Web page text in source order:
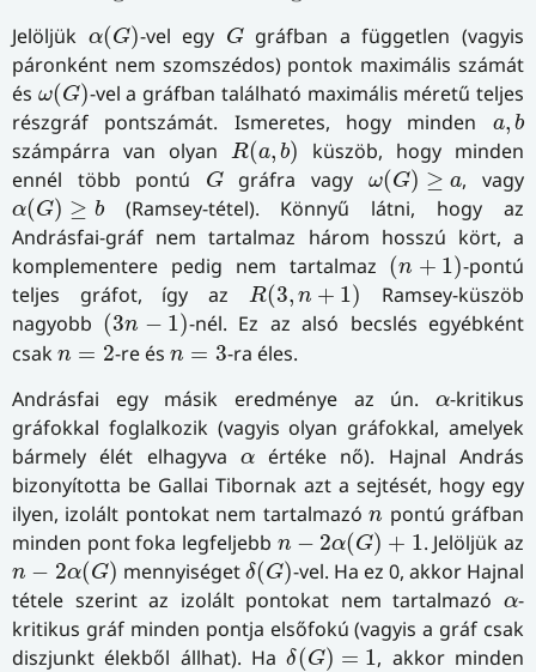
Jelöljük α(G)
α (G) -vel egy G
Ggráfban a független (vagyis
páronként nem szomszédos) pontok maximális számát
és ω(G)
ω(G)-vel a gráfban található maximális méretű teljes
részgráf pontszámát. Ismeretes, hogy minden
a, b
a,b
számpárra van olyan R(a, b)
R(a,b)
küszöb, hogy minden
ennél több pontú
G
Ggráfra vagy ω(G) ≥ a
ω(G)≥a , vagy
α(G) ≥ b
α(G)≥ b
(Ramsey-tétel). Könnyű látni, hogy az
Andrásfai-gráf nem tartalmaz három hosszú kört, a
komplementere pedig nem tartalmaz (n + 1)
(n+1)
-pontú
teljes gráfot, így az
R(3, n + 1)
R(3,n+ 1)
Ramsey-küszöb
nagyobb (3n − 1)
(3n− 1)
-nél. Ez az alsó becslés egyébként
csak n = 2
n =2 -re és n = 3
n=3
-ra éles.
Andrásfai egy másik eredménye az ún.
α
α-kritikus
gráfokkal foglalkozik (vagyis olyan gráfokkal, amelyek
bármely élét elhagyva
α
αértéke nő). Hajnal András
bizonyította be Gallai Tibornak azt a sejtését, hogy egy
ilyen, izolált pontokat nem tartalmazón
n pontú gráfban
minden pont foka legfeljebb n − 2α(G) + 1
n−2α(G)+1 . Jelöljük az
n − 2α(G)
n−2α(G) mennyiséget δ(G)
δ(G)-vel. Ha ez 0, akkor Hajnal
tétele szerint az izolált pontokat nem tartalmazó
α
α-
kritikus gráf minden pontja elsőfokú (vagyis a gráf csak
diszjunkt élekből állhat). Haδ(G) = 1
δ(G)=1
, akkor minden